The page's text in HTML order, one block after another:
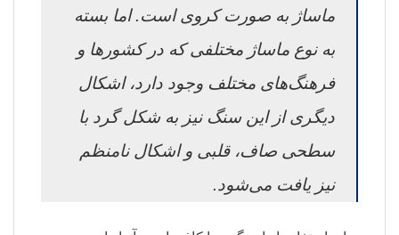
ماساژ به صورت کروی است. اما بسته
به نوع ماساژ مختلفی که در کشورها و
فرهنگ‌های مختلف وجود دارد، اشکال
دیگری از این سنگ نیز به شکل گرد با
سطحی صاف، قلبی و اشکال نامنظم
نیز یافت می‌شود.